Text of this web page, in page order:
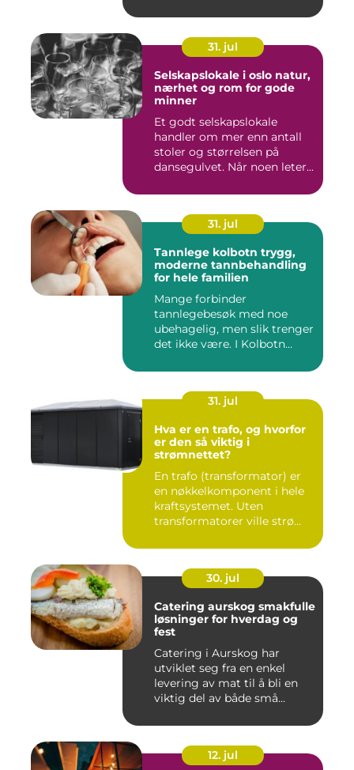
31. jul
Selskapslokale i oslo natur,
nærhet og rom for gode
minner
Et godt selskapslokale
handler om mer enn antall
stoler og størrelsen på
dansegulvet. Når noen leter...
31. jul
Tannlege kolbotn trygg,
moderne tannbehandling
for hele familien
Mange forbinder
tannlegebesøk med noe
ubehagelig, men slik trenger
det ikke være. I Kolbotn
31. jul
Hva er en trafo, og hvorfor
er den så viktig i
strømnettet?
En trafo (transformator) er
en nøkkelkomponent i hele
kraftsystemet. Uten
transformatorer ville strø...
30. jul
Catering aurskog smakfulle
løsninger for hverdag og
fest
Catering i Aurskog har
utviklet seg fra en enkel
levering av mat til å bli en
viktig del av både små...
12. jul